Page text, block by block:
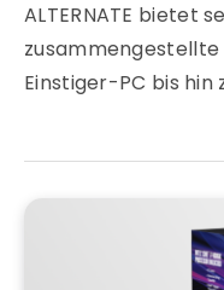
ALTERNATE bietet
Einstiger-PC bis